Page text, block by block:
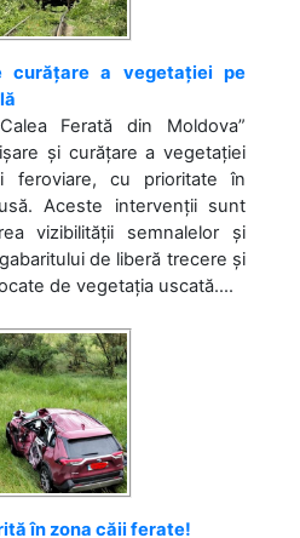
curățare a vegetației pe
Ferată din Moldova”
și curățare a vegetației
feroviare, cu prioritate în
Aceste intervenții sunt
vizibilității semnalelor și
de liberă trecere și
de vegetația uscată....
în zona căii ferate!